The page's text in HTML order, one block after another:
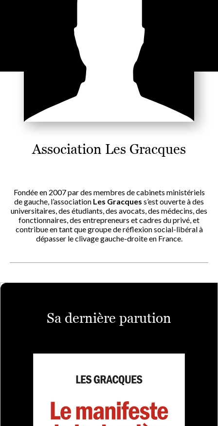
Association Les Gracques
Fondée en 2007 par des membres de cabinets ministériels
de gauche, l’association Les Gracques s’est ouverte à des
universitaires, des étudiants, des avocats, des médecins, des
fonctionnaires, des entrepreneurs et cadres du privé, et
contribue en tant que groupe de réflexion social-libéral à
dépasser le clivage gauche-droite en France.
Sa dernière parution